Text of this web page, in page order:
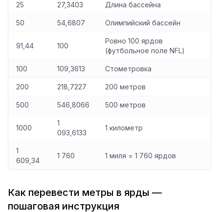
25 27,3403 Длина бассейна
50 54,6807 Олимпийский бассейн
91,44 100
Ровно 100 ярдов
(футбольное поле NFL)
100 109,3613 Стометровка
200 218,7227 200 метров
500 546,8066 500 метров
1000
1
093,6133
1 километр
1
609,34
1 760 1 миля = 1 760 ярдов
Как перевести метры в ярды —
пошаговая инструкция